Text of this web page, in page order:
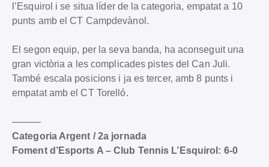
l’Esquirol i se situa líder de la categoria, empatat a 10
punts amb el CT Campdevànol.
El segon equip, per la seva banda, ha aconseguit una
gran victòria a les complicades pistes del Can Juli.
També escala posicions i ja es tercer, amb 8 punts i
empatat amb el CT Torelló.
———
Categoria Argent / 2a jornada
Foment d’Esports A – Club Tennis L’Esquirol: 6-0